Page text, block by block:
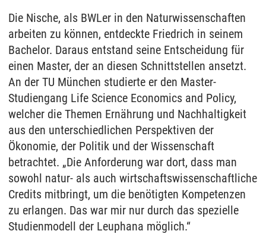
Die Nische, als BWLer in den Naturwissenschaften
arbeiten zu können, entdeckte Friedrich in seinem
Bachelor. Daraus entstand seine Entscheidung für
einen Master, der an diesen Schnittstellen ansetzt.
An der TU München studierte er den Master-
Studiengang Life Science Economics and Policy,
welcher die Themen Ernährung und Nachhaltigkeit
aus den unterschiedlichen Perspektiven der
Ökonomie, der Politik und der Wissenschaft
betrachtet. „Die Anforderung war dort, dass man
sowohl natur- als auch wirtschaftswissenschaftliche
Credits mitbringt, um die benötigten Kompetenzen
zu erlangen. Das war mir nur durch das spezielle
Studienmodell der Leuphana möglich.“